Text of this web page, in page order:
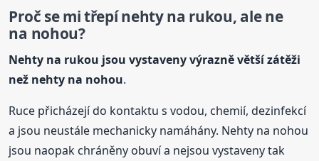
Proč se mi třepí nehty na rukou, ale ne
na nohou?
Nehty na rukou jsou vystaveny výrazně větší zátěži
než nehty na nohou.
Ruce přicházejí do kontaktu s vodou, chemií, dezinfekcí
a jsou neustále mechanicky namáhány. Nehty na nohou
jsou naopak chráněny obuví a nejsou vystaveny tak